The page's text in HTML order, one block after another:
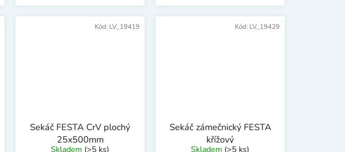
Sekáč FESTA CrV plochý
25x500mm
Skladem (>5 ks)
Kód: LV_19419
Sekáč zámečnický FESTA
křížový
Skladem (>5 ks)
Kód: LV_19429